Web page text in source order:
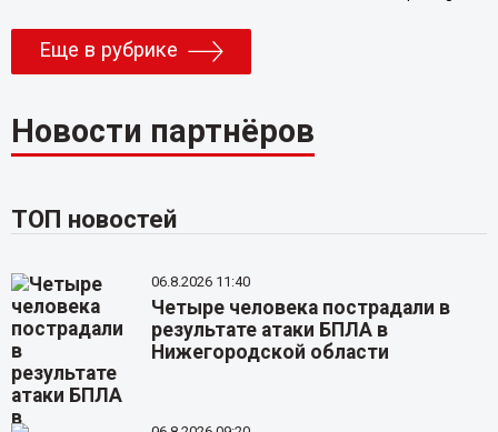
Еще в рубрике
Новости партнёров
ТОП новостей
06.8.2026 11:40
Четыре человека пострадали в
результате атаки БПЛА в
Нижегородской области